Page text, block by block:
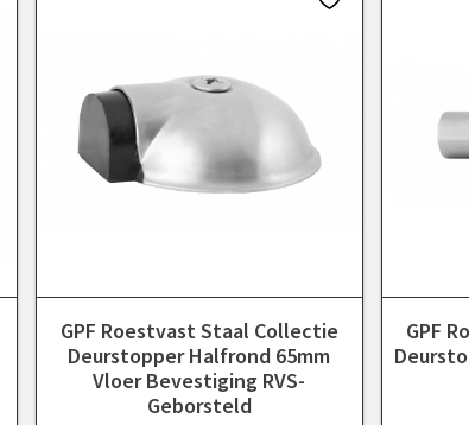
GPF Roestvast Staal Collectie
Deurstopper Halfrond 65mm
Vloer Bevestiging RVS-
Geborsteld
GPF